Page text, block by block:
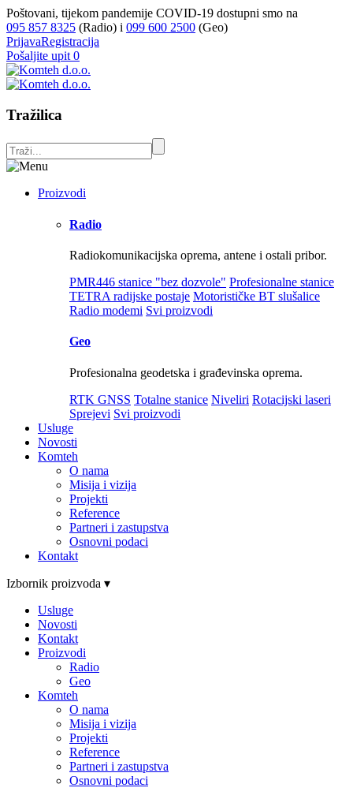
Poštovani, tijekom pandemije COVID-19 dostupni smo na
095 857 8325 (Radio) i 099 600 2500 (Geo)
PrijavaRegistracija
Pošaljite upit 0
Tražilica
Proizvodi
Radio
Radiokomunikacijska oprema, antene i ostali pribor.
PMR446 stanice "bez dozvole" Profesionalne stanice
TETRA radijske postaje Motorističke BT slušalice
Radio modemi Svi proizvodi
Geo
Profesionalna geodetska i građevinska oprema.
RTK GNSS Totalne stanice Niveliri Rotacijski laseri
Sprejevi Svi proizvodi
Usluge
Novosti
Komteh
O nama
Misija i vizija
Projekti
Reference
Partneri i zastupstva
Osnovni podaci
Kontakt
Izbornik proizvoda ▾
Usluge
Novosti
Kontakt
Proizvodi
Radio
Geo
Komteh
O nama
Misija i vizija
Projekti
Reference
Partneri i zastupstva
Osnovni podaci